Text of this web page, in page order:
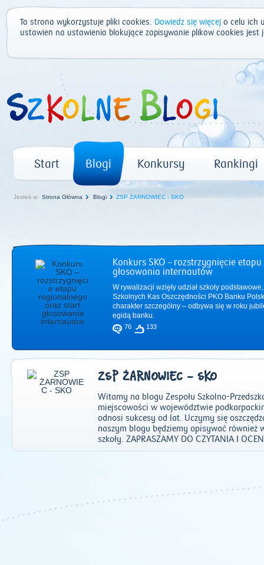
Ta strona wykorzystuje pliki cookies. Dowiedz się więcej o celu ich
ustawień na ustawienia blokujące zapisywanie plików cookies
Start Blogi Konkursy Rankingi
Jesteś w: Strona Główna Blogi ZSP ŻARNOWIEC - SKO
Konkurs SKO – rozstrzygnięcie
głosowania internautów
W rywalizacji wzięły udział szkoły
Szkolnych Kas Oszczędności PKO Banku
charakter szczególny – odbywa się w roku
egidą banku.
76 133
ZSP ŻARNOWIEC - SKO
Witamy na blogu Zespołu Szkolno-
miejscowości w województwie
odnosi sukcesy od lat. Uczymy się
naszym blogu będziemy opisywać również
szkoły. ZAPRASZAMY DO CZYTANIA I
2011| 2012|